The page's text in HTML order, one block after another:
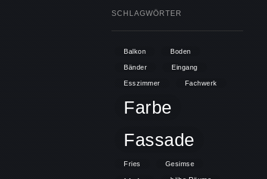
SCHLAGWÖRTER
Balkon Boden
Bänder Eingang
Esszimmer Fachwerk
Farbe
Fassade
Fries Gesimse